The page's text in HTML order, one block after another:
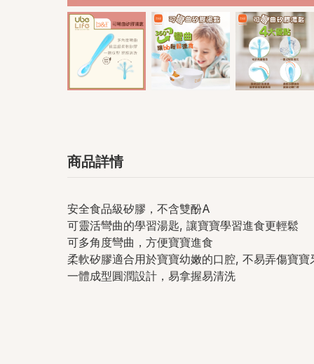
商品詳情
安全食品級矽膠，不含雙酚A
可靈活彎曲的學習湯匙, 讓寶寶學習進食更輕鬆
可多角度彎曲，方便寶寶進食
柔軟矽膠適合用於寶寶幼嫩的口腔, 不易弄傷寶寶
一體成型圓潤設計，易拿握易清洗